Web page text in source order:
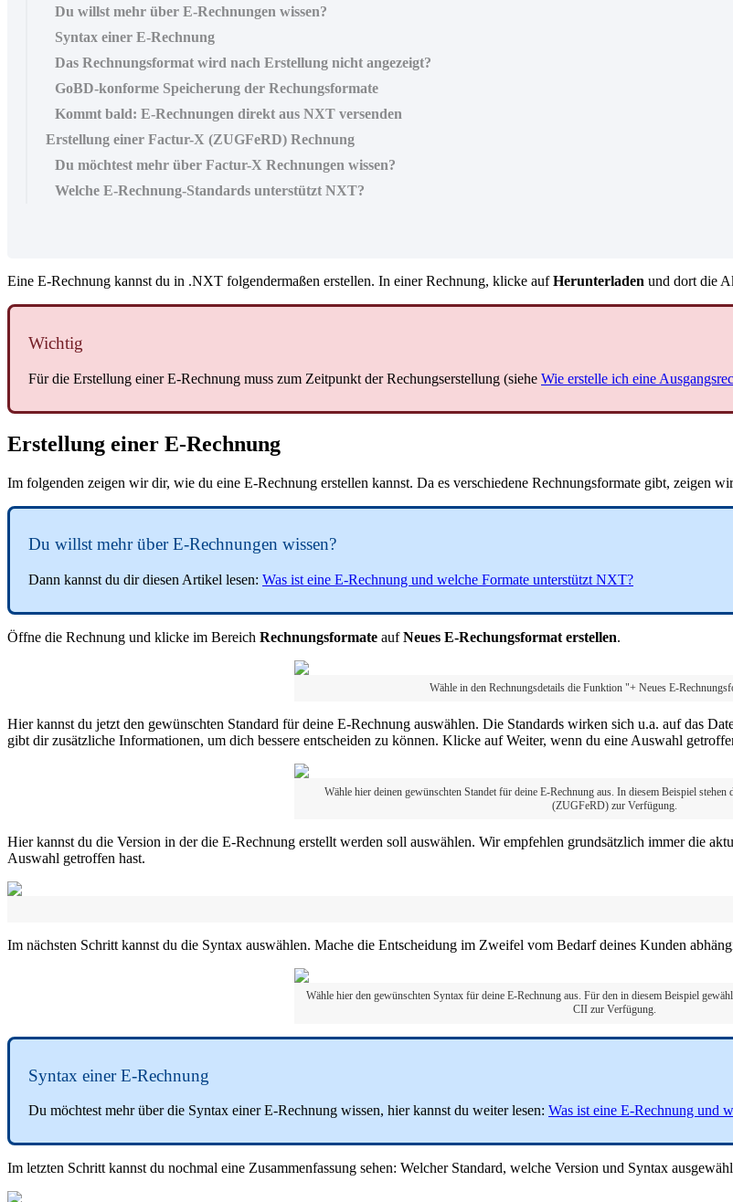
Du willst mehr über E-Rechnungen wissen?
Syntax einer E-Rechnung
Das Rechnungsformat wird nach Erstellung nicht angezeigt?
GoBD-konforme Speicherung der Rechungsformate
Kommt bald: E-Rechnungen direkt aus NXT versenden
Erstellung einer Factur-X (ZUGFeRD) Rechnung
Du möchtest mehr über Factur-X Rechnungen wissen?
Welche E-Rechnung-Standards unterstützt NXT?
Eine E-Rechnung kannst du in .NXT folgendermaßen erstellen. In einer Rechnung, klicke aufHerunterladen und dort die
Wichtig
Für die Erstellung einer E-Rechnung muss zum Zeitpunkt der Rechungserstellung (siehe Wie erstelle ich eine
Erstellung einer E-Rechnung
Im folgenden zeigen wir dir, wie du eine E-Rechnung erstellen kannst. Da es verschiedene Rechnungsformate gibt, zeigen
Du willst mehr über E-Rechnungen wissen?
Dann kannst du dir diesen Artikel lesen: Was ist eine E-Rechnung und welche Formate unterstützt NXT?
Öffne die Rechnung und klicke im Bereich Rechnungsformate aufNeues E-Rechungsformat erstellen.
Wähle in den Rechnungsdetails die Funktion "+ Neues E-
Hier kannst du jetzt den gewünschten Standard für deine E-Rechnung auswählen. Die Standards wirken sich u.a. auf das
gibt dir zusätzliche Informationen, um dich bessere entscheiden zu können. Klicke auf Weiter, wenn du eine Auswahl
Wähle hier deinen gewünschten Standet für deine E-Rechnung aus. In diesem Beispiel
(ZUGFeRD) zur Verfügung.
Hier kannst du die Version in der die E-Rechnung erstellt werden soll auswählen. Wir empfehlen grundsätzlich immer die
Auswahl getroffen hast.
Im nächsten Schritt kannst du die Syntax auswählen. Mache die Entscheidung im Zweifel vom Bedarf deines Kunden
Wähle hier den gewünschten Syntax für deine E-Rechnung aus. Für den in diesem Beispiel
CII zur Verfügung.
Syntax einer E-Rechnung
Du möchtest mehr über die Syntax einer E-Rechnung wissen, hier kannst du weiter lesen: Was ist eine E-Rechnung und
Im letzten Schritt kannst du nochmal eine Zusammenfassung sehen: Welcher Standard, welche Version und Syntax